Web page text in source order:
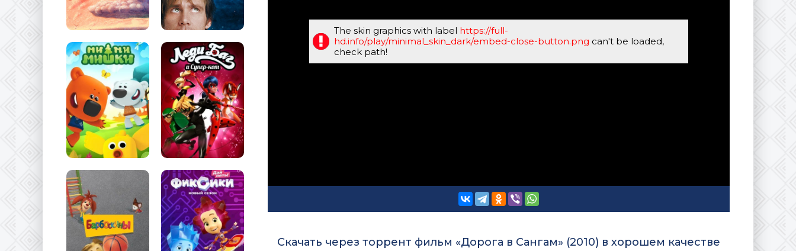
The skin graphics with label https://full-
hd.info/play/minimal_skin_dark/embed-close-button.png can't be loaded,
check path!
Скачать через торрент фильм «Дорога в Сангам» (2010) в хорошем качестве